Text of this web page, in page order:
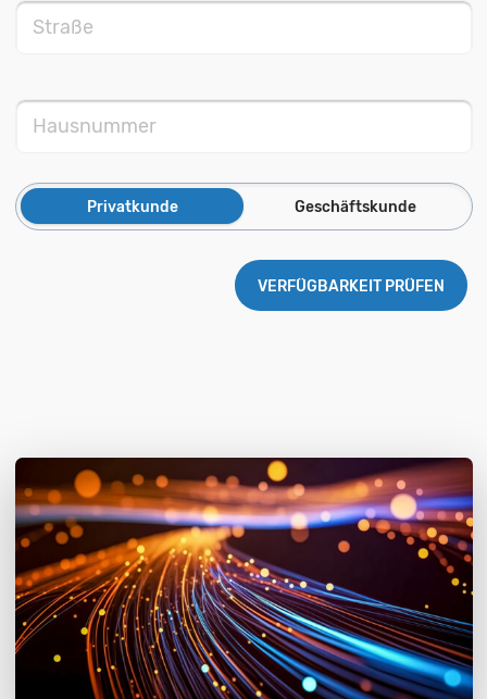
Privatkunde Geschäftskunde
VERFÜGBARKEIT PRÜFEN